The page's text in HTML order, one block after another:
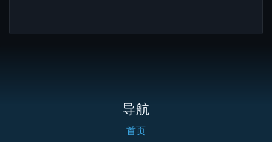
导航
首页